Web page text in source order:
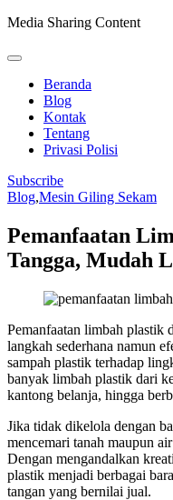
konten
Enter)
Media Sharing Content
Beranda
Blog
Kontak
Tentang
Privasi Polisi
Subscribe
Blog,Mesin Giling Sekam
Pemanfaatan
Tangga, Mudah
Pemanfaatan limbah plastik
langkah sederhana namun
sampah plastik terhadap
banyak limbah plastik dari
kantong belanja, hingga
Jika tidak dikelola dengan
mencemari tanah maupun
Dengan mengandalkan
plastik menjadi berbagai
tangan yang bernilai jual.